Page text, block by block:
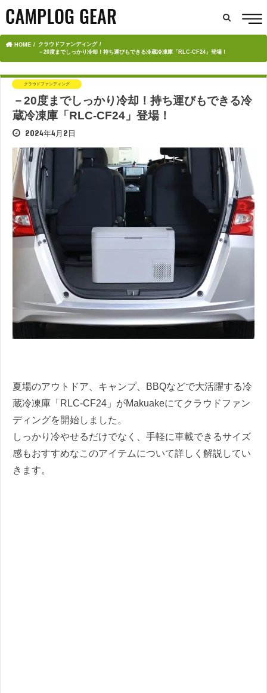
HOME
クラウドファンディング
－20度までしっかり冷却！持ち運びもできる冷蔵冷凍庫「RLC-CF24」登場！
クラウドファンディング
－20度までしっかり冷却！持ち運びもできる冷
蔵冷凍庫「RLC-CF24」登場！
2024年4月2日
夏場のアウトドア、キャンプ、BBQなどで大活躍する冷
蔵冷凍庫「RLC-CF24」がMakuakeにてクラウドファン
ディングを開始しました。
しっかり冷やせるだけでなく、手軽に車載できるサイズ
感もおすすめなこのアイテムについて詳しく解説してい
きます。